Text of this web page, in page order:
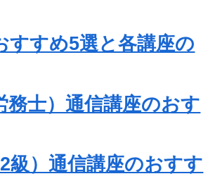
すすめ5選と各講座の
務士）通信講座のおす
級）通信講座のおすす